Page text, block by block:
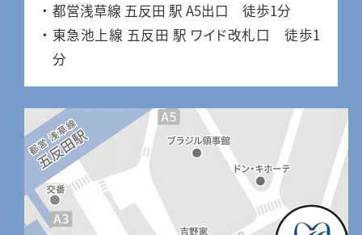
都営浅草線 五反田 駅 A5出口 徒歩1分
東急池上線 五反田 駅 ワイド改札口 徒歩1
分